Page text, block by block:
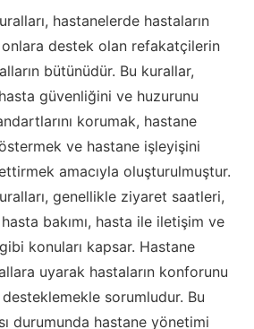
hastanelerde hastaların
onlara destek olan refakatçilerin
bütünüdür. Bu kurallar,
güvenliğini ve huzurunu
korumak, hastane
ve hastane işleyişini
amacıyla oluşturulmuştur.
genellikle ziyaret saatleri,
bakımı, hasta ile iletişim ve
konuları kapsar. Hastane
uyarak hastaların konforunu
sorumludur. Bu
durumunda hastane yönetimi